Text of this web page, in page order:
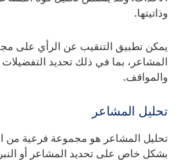
وذاتيتها.
يمكن تطبيق التنقيب عن الرأي على
المشاعر، بما في ذلك تحديد التفضيلات
والمواقف.
تحليل المشاعر
تحليل المشاعر هو مجموعة فرعية من
بشكل خاص على تحديد المشاعر أو